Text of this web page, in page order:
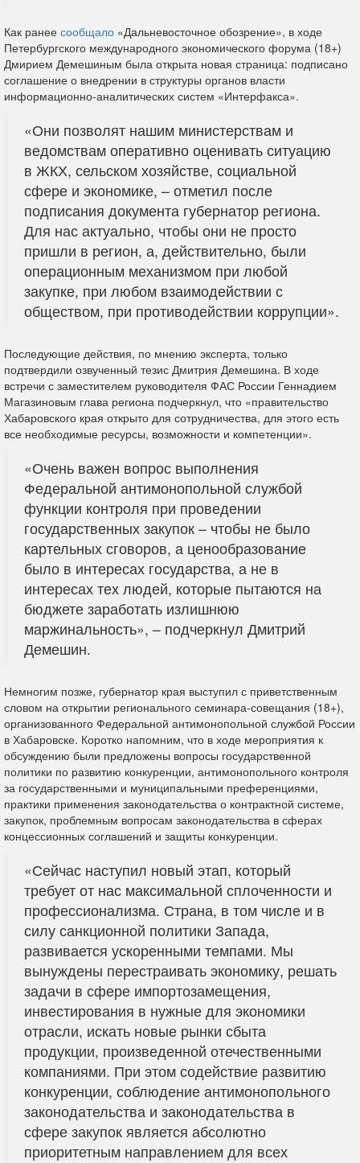
Как ранее сообщало «Дальневосточное обозрение», в ходе
Петербургского международного экономического форума (18+)
Дмирием Демешиным была открыта новая страница: подписано
соглашение о внедрении в структуры органов власти
информационно-аналитических систем «Интерфакса».
«Они позволят нашим министерствам и
ведомствам оперативно оценивать ситуацию
в ЖКХ, сельском хозяйстве, социальной
сфере и экономике, – отметил после
подписания документа губернатор региона.
Для нас актуально, чтобы они не просто
пришли в регион, а, действительно, были
операционным механизмом при любой
закупке, при любом взаимодействии с
обществом, при противодействии коррупции».
Последующие действия, по мнению эксперта, только
подтвердили озвученный тезис Дмитрия Демешина. В ходе
встречи с заместителем руководителя ФАС России Геннадием
Магазиновым глава региона подчеркнул, что «правительство
Хабаровского края открыто для сотрудничества, для этого есть
все необходимые ресурсы, возможности и компетенции».
«Очень важен вопрос выполнения
Федеральной антимонопольной службой
функции контроля при проведении
государственных закупок – чтобы не было
картельных сговоров, а ценообразование
было в интересах государства, а не в
интересах тех людей, которые пытаются на
бюджете заработать излишнюю
маржинальность», – подчеркнул Дмитрий
Демешин.
Немногим позже, губернатор края выступил с приветственным
словом на открытии регионального семинара-совещания (18+),
организованного Федеральной антимонопольной службой России
в Хабаровске. Коротко напомним, что в ходе мероприятия к
обсуждению были предложены вопросы государственной
политики по развитию конкуренции, антимонопольного контроля
за государственными и муниципальными преференциями,
практики применения законодательства о контрактной системе,
закупок, проблемным вопросам законодательства в сферах
концессионных соглашений и защиты конкуренции.
«Сейчас наступил новый этап, который
требует от нас максимальной сплоченности и
профессионализма. Страна, в том числе и в
силу санкционной политики Запада,
развивается ускоренными темпами. Мы
вынуждены перестраивать экономику, решать
задачи в сфере импортозамещения,
инвестирования в нужные для экономики
отрасли, искать новые рынки сбыта
продукции, произведенной отечественными
компаниями. При этом содействие развитию
конкуренции, соблюдение антимонопольного
законодательства и законодательства в
сфере закупок является абсолютно
приоритетным направлением для всех